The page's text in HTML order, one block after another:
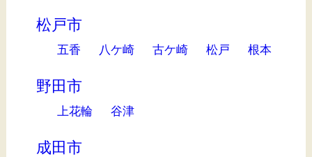
松戸市
五香 八ケ崎 古ケ崎 松戸 根本
野田市
上花輪 谷津
成田市